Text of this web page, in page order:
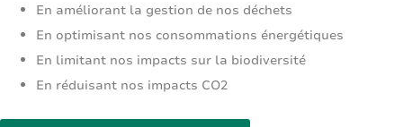
En améliorant la gestion de nos déchets
En optimisant nos consommations énergétiques
En limitant nos impacts sur la biodiversité
En réduisant nos impacts CO2